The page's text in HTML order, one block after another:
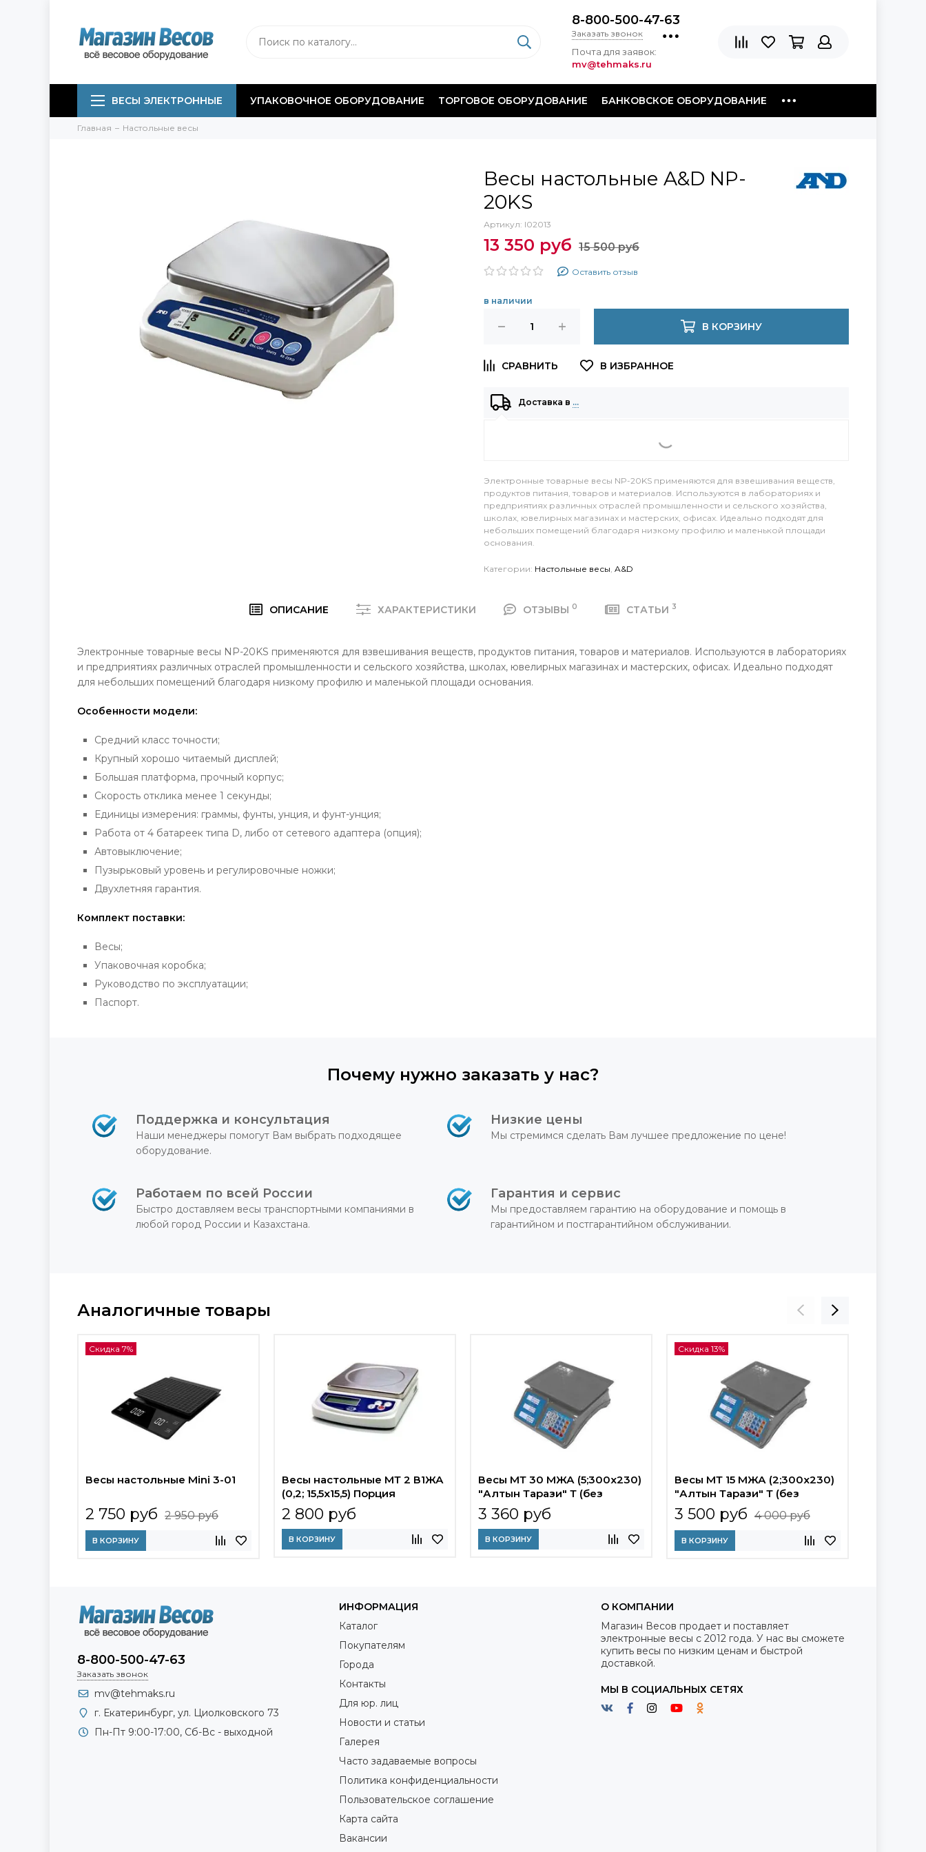
8-800-500-47-63
Заказать звонок
Почта для заявок:
mv@tehmaks.ru
ВЕСЫ ЭЛЕКТРОННЫЕ УПАКОВОЧНОЕ ОБОРУДОВАНИЕ ТОРГОВОЕ ОБОРУДОВАНИЕ БАНКОВСКОЕ ОБОРУДОВАНИЕ
Главная Настольные весы
Весы настольные A&D NP-
20KS
Артикул: I02013
13 350 руб 15 500 руб
Оставить отзыв
в наличии
В КОРЗИНУ
Доставка в …
Электронные товарные весы NP-20KS применяются для взвешивания веществ,
продуктов питания, товаров и материалов. Используются в лабораториях и
предприятиях различных отраслей промышленности и сельского хозяйства,
школах, ювелирных магазинах и мастерских, офисах. Идеально подходят для
небольших помещений благодаря низкому профилю и маленькой площади
основания.
Категории: Настольные весы A&D
ОПИСАНИЕ ХАРАКТЕРИСТИКИ ОТЗЫВЫ 0 СТАТЬИ 3
Электронные товарные весы NP-20KS применяются для взвешивания веществ, продуктов питания, товаров и материалов. Используются в лабораториях
и предприятиях различных отраслей промышленности и сельского хозяйства, школах, ювелирных магазинах и мастерских, офисах. Идеально подходят
для небольших помещений благодаря низкому профилю и маленькой площади основания.
Особенности модели:
Средний класс точности;
Крупный хорошо читаемый дисплей;
Большая платформа, прочный корпус;
Скорость отклика менее 1 секунды;
Единицы измерения: граммы, фунты, унция, и фунт-унция;
Работа от 4 батареек типа D, либо от сетевого адаптера (опция);
Автовыключение;
Пузырьковый уровень и регулировочные ножки;
Двухлетняя гарантия.
Комплект поставки:
Весы;
Упаковочная коробка;
Руководство по эксплуатации;
Паспорт.
Почему нужно заказать у нас?
Поддержка и консультация
Наши менеджеры помогут Вам выбрать подходящее
оборудование.
Низкие цены
Мы стремимся сделать Вам лучшее предложение по цене!
Работаем по всей России
Быстро доставляем весы транспортными компаниями в
любой город России и Казахстана.
Гарантия и сервис
Мы предоставляем гарантию на оборудование и помощь в
гарантийном и постгарантийном обслуживании.
Аналогичные товары
Скидка 7%
Весы настольные Mini 3-01
2 750 руб 2 950 руб
В КОРЗИНУ
Весы настольные МТ 2 В1ЖА
(0,2; 15,5х15,5) Порция
2 800 руб
В КОРЗИНУ
Весы МТ 30 МЖА (5;300x230)
"Алтын Тарази" Т (без
поверки)
3 360 руб
В КОРЗИНУ
Скидка 13%
Весы МТ 15 МЖА (2;300x230)
"Алтын Тарази" Т (без
поверки)
3 500 руб 4 000 руб
В КОРЗИНУ
8-800-500-47-63
Заказать звонок
mv@tehmaks.ru
г. Екатеринбург, ул. Циолковского 73
Пн-Пт 9:00-17:00, Сб-Вс - выходной
ИНФОРМАЦИЯ
Каталог
Покупателям
Города
Контакты
Для юр. лиц
Новости и статьи
Галерея
Часто задаваемые вопросы
Политика конфиденциальности
Пользовательское соглашение
Карта сайта
Вакансии
О КОМПАНИИ
Магазин Весов продает и поставляет
электронные весы с 2012 года. У нас вы сможете
купить весы по низким ценам и быстрой
доставкой.
МЫ В СОЦИАЛЬНЫХ СЕТЯХ